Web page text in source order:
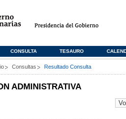
CONSULTA TESAURO
Consultas Resultado Consulta
ADMINISTRATIVA